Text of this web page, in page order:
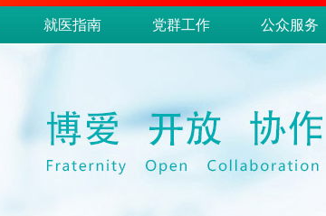
就医指南 党群工作 公众服务